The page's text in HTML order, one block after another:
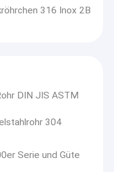
316 Inox 2B
DIN JIS ASTM
304
Serie und Güte